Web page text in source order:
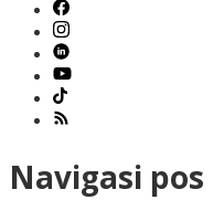
Navigasi pos